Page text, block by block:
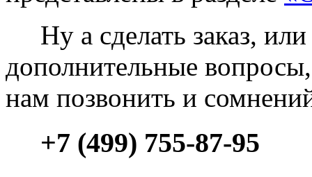
Ну а сделать заказ, или
дополнительные вопросы,
нам позвонить и
+7 (499) 755-87-95